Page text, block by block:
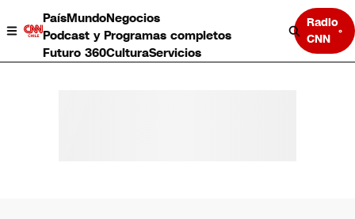
PaísMundoNegocios
Podcast y Programas completos
Futuro 360CulturaServicios
Radio
CNN